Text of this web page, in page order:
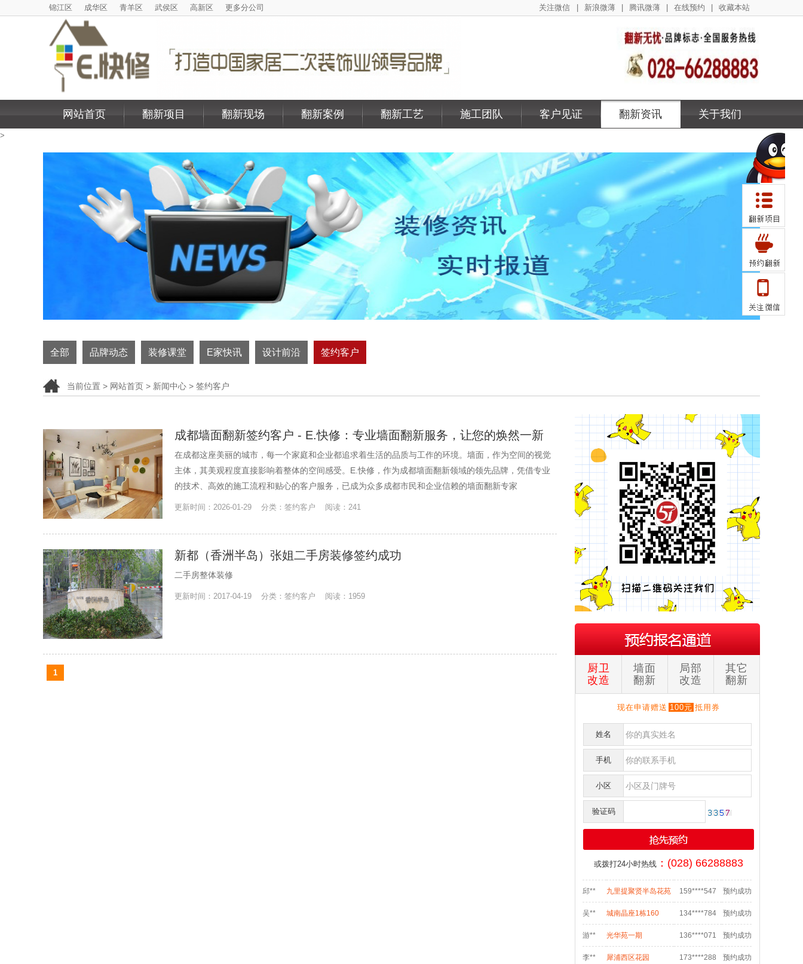
锦江区 成华区 青羊区 武侯区 高新区 更多分公司 关注微信 新浪微薄 腾讯微薄 在线预约 收藏本站
网站首页 翻新项目 翻新现场 翻新案例 翻新工艺 施工团队 客户见证 翻新资讯 关于我们
>
全部 品牌动态 装修课堂 E家快讯 设计前沿 签约客户
当前位置 > 网站首页 > 新闻中心 > 签约客户
成都墙面翻新签约客户 - E.快修：专业墙面翻新服务，让您的焕然一新
在成都这座美丽的城市，每一个家庭和企业都追求着生活的品质与工作的环境。墙面，作为空间的视觉
主体，其美观程度直接影响着整体的空间感受。E.快修，作为成都墙面翻新领域的领先品牌，凭借专业
的技术、高效的施工流程和贴心的客户服务，已成为众多成都市民和企业信赖的墙面翻新专家
更新时间：2026-01-29 分类：签约客户 阅读：241
新都（香洲半岛）张姐二手房装修签约成功
二手房整体装修
更新时间：2017-04-19 分类：签约客户 阅读：1959
1
厨卫
改造
墙面
翻新
局部
改造
其它
翻新
现在申请赠送 100元 抵用券
姓名
手机
小区
验证码
或拨打24小时热线：(028) 66288883
刘** 保利 151****017
李** 奥克斯广场写字楼
明** 天祥街蓝色港湾 139****052 预约成功
邱** 九里提聚贤半岛花苑 159****547 预约成功
吴** 城南晶座1栋160 134****784 预约成功
游** 光华苑一期 136****071 预约成功
李** 犀浦西区花园 173****288 预约成功